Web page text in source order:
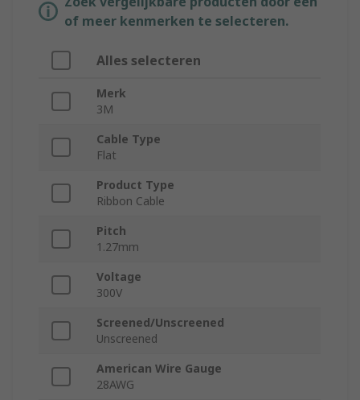
of meer kenmerken te selecteren.
Alles selecteren
Merk
3M
Cable Type
Flat
Product Type
Ribbon Cable
Pitch
1.27mm
Voltage
300V
Screened/Unscreened
Unscreened
American Wire Gauge
28AWG